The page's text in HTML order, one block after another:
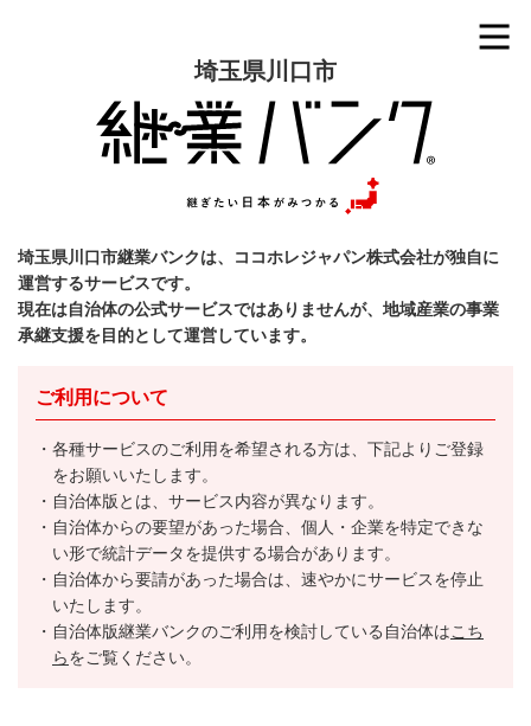
埼玉県川口市
埼玉県川口市継業バンクは、ココホレジャパン株式会社が独自に
運営するサービスです。
現在は自治体の公式サービスではありませんが、地域産業の事業
承継支援を目的として運営しています。
ご利用について
各種サービスのご利用を希望される方は、下記よりご登録
をお願いいたします。
自治体版とは、サービス内容が異なります。
自治体からの要望があった場合、個人・企業を特定できな
い形で統計データを提供する場合があります。
自治体から要請があった場合は、速やかにサービスを停止
いたします。
自治体版継業バンクのご利用を検討している自治体はこち
らをご覧ください。